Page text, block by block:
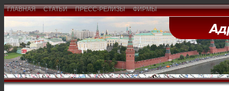
ГЛАВНАЯ СТАТЬИ ПРЕСС-РЕЛИЗЫ ФИРМЫ